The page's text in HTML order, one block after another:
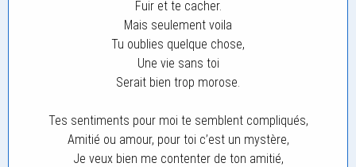
Fuir et te cacher.
Mais seulement voila
Tu oublies quelque chose,
Une vie sans toi
Serait bien trop morose.
Tes sentiments pour moi te semblent compliqués,
Amitié ou amour, pour toi c’est un mystère,
Je veux bien me contenter de ton amitié,